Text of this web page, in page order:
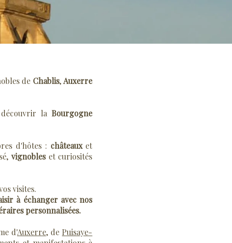
de Chablis,Auxerre
découvrir laBourgogne
d'hôtes : châteaux et
vignobles et curiosités
visites.
à échanger avec nos
personnalisées.
d'Auxerre, de Puisaye-